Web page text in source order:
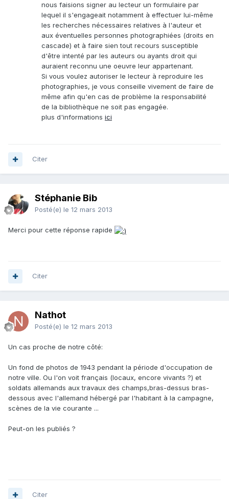
nous faisions signer au lecteur un formulaire par
lequel il s'engageait notamment à effectuer lui-même
les recherches nécessaires relatives à l'auteur et
aux éventuelles personnes photographiées (droits en
cascade) et à faire sien tout recours susceptible
d'être intenté par les auteurs ou ayants droit qui
auraient reconnu une oeuvre leur appartenant.
Si vous voulez autoriser le lecteur à reproduire les
photographies, je vous conseille vivement de faire de
même afin qu'en cas de problème la responsabilité
de la bibliothèque ne soit pas engagée.
plus d'informations ici
Citer
Stéphanie Bib
Posté(e) le 12 mars 2013
Merci pour cette réponse rapide
Citer
Nathot
Posté(e) le 12 mars 2013
Un cas proche de notre côté:
Un fond de photos de 1943 pendant la période d'occupation de
notre ville. Ou l'on voit français (locaux, encore vivants ?) et
soldats allemands aux travaux des champs,bras-dessus bras-
dessous avec l'allemand hébergé par l'habitant à la campagne,
scènes de la vie courante ...
Peut-on les publiés ?
Citer